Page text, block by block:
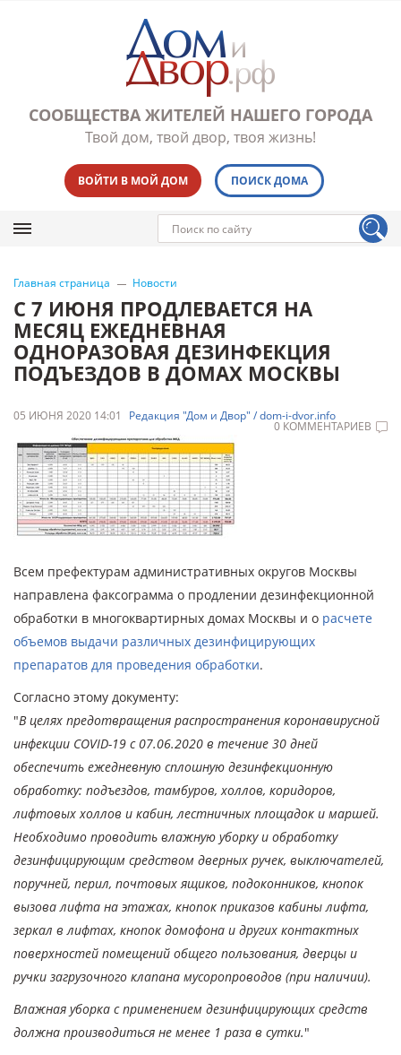
СООБЩЕСТВА ЖИТЕЛЕЙ НАШЕГО ГОРОДА
Твой дом, твой двор, твоя жизнь!
ВОЙТИ В МОЙ ДОМ ПОИСК ДОМА
Главная страница Новости
С 7 ИЮНЯ ПРОДЛЕВАЕТСЯ НА
МЕСЯЦ ЕЖЕДНЕВНАЯ
ОДНОРАЗОВАЯ ДЕЗИНФЕКЦИЯ
ПОДЪЕЗДОВ В ДОМАХ МОСКВЫ
05 ИЮНЯ 2020 14:01 Редакция "Дом и Двор" / dom-i-dvor.info
0 КОММЕНТАРИЕВ
Всем префектурам административных округов Москвы
направлена факсограмма о продлении дезинфекционной
обработки в многоквартирных домах Москвы и о расчете
объемов выдачи различных дезинфицирующих
препаратов для проведения обработки.
Согласно этому документу:
"В целях предотвращения распространения коронавирусной
инфекции COVID-19 с 07.06.2020 в течение 30 дней
обеспечить ежедневную сплошную дезинфекционную
обработку: подъездов, тамбуров, холлов, коридоров,
лифтовых холлов и кабин, лестничных площадок и маршей.
Необходимо проводить влажную уборку и обработку
дезинфицирующим средством дверных ручек, выключателей,
поручней, перил, почтовых ящиков, подоконников, кнопок
вызова лифта на этажах, кнопок приказов кабины лифта,
зеркал в лифтах, кнопок домофона и других контактных
поверхностей помещений общего пользования, дверцы и
ручки загрузочного клапана мусоропроводов (при наличии).
Влажная уборка с применением дезинфицирующих средств
должна производиться не менее 1 раза в сутки."